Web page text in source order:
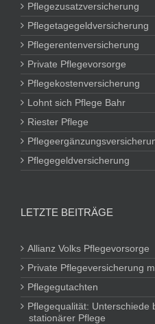
Pflegezusatzversicherung
Pflegetagegeldversicherung
Pflegerentenversicherung
Private Pflegevorsorge
Pflegekostenversicherung
Lohnt sich Pflege Bahr
Riester Pflege
Pflegegeldversicherung
LETZTE BEITRÄGE
Allianz Volks Pflegevorsorge
Private Pflegeversicherung
Pflegegutachten
Pflegequalität: Unterschiede
stationärer Pflege